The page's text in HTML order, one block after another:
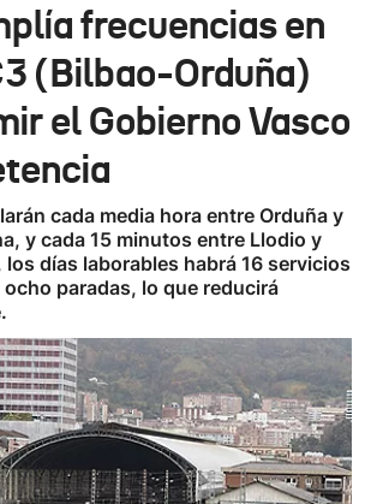
Ikusmiran
Eguraldia
frecuencias en
(Bilbao-Orduña)
el Gobierno Vasco
cada media hora entre Orduña y
y cada 15 minutos entre Llodio y
los días laborables habrá 16 servicios
paradas, lo que reducirá